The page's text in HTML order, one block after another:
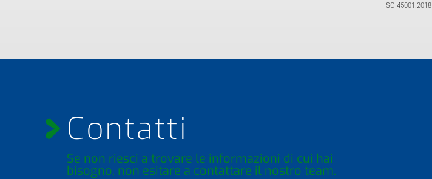
ISO 45001:2018
Contatti
Se non riesci a trovare le informazioni di cui hai
bisogno, non esitare a contattare il nostro team.